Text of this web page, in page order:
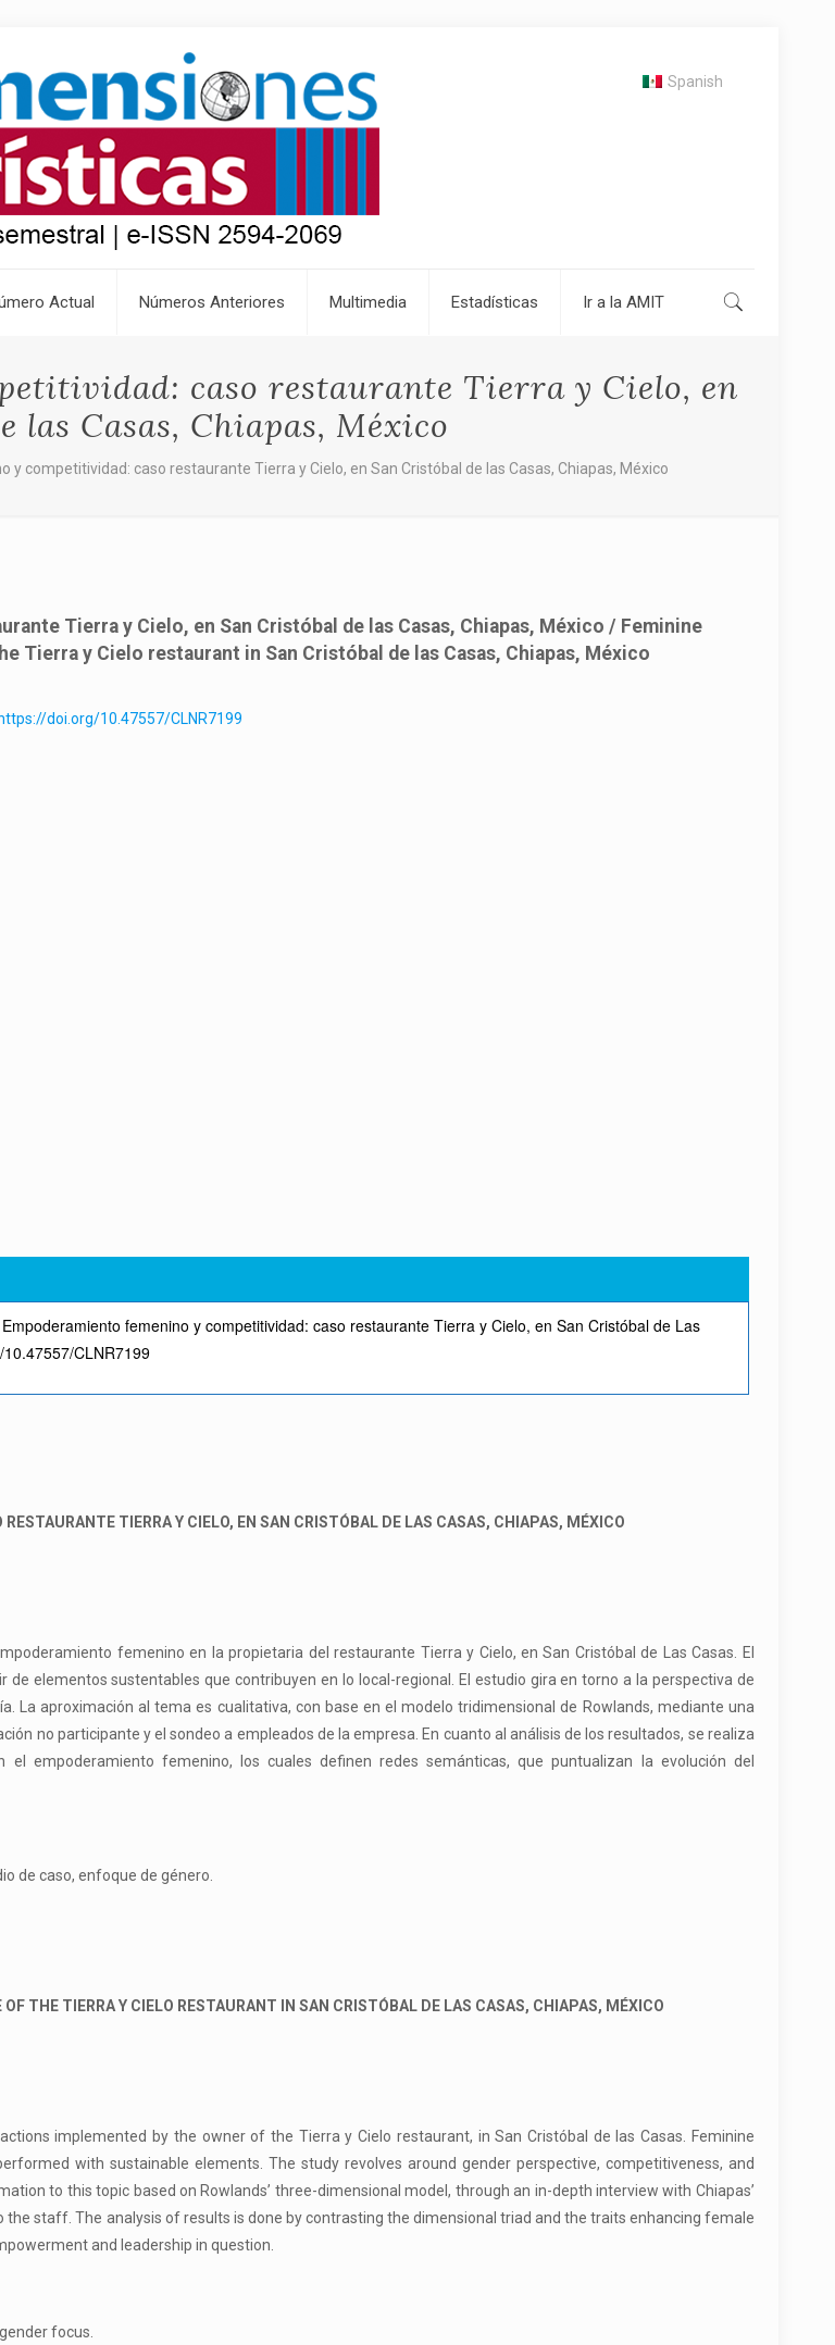
Actual Números Anteriores Multimedia Estadísticas Ir a la AMIT
Spanish
caso restaurante Tierra y Cielo, en
las Casas, Chiapas, México
y competitividad: caso restaurante Tierra y Cielo, en San Cristóbal de las Casas, Chiapas, México
Tierra y Cielo, en San Cristóbal de las Casas, Chiapas, México / Feminine
Tierra y Cielo restaurant in San Cristóbal de las Casas, Chiapas, México
https://doi.org/10.47557/CLNR7199
femenino y competitividad: caso restaurante Tierra y Cielo, en San Cristóbal de Las
CLNR7199
TIERRA Y CIELO, EN SAN CRISTÓBAL DE LAS CASAS, CHIAPAS, MÉXICO
femenino en la propietaria del restaurante Tierra y Cielo, en San Cristóbal de Las Casas. El
elementos sustentables que contribuyen en lo local-regional. El estudio gira en torno a la perspectiva de
La aproximación al tema es cualitativa, con base en el modelo tridimensional de Rowlands, mediante una
no participante y el sondeo a empleados de la empresa. En cuanto al análisis de los resultados, se realiza
empoderamiento femenino, los cuales definen redes semánticas, que puntualizan la evolución del
de caso, enfoque de género.
THE TIERRA Y CIELO RESTAURANT IN SAN CRISTÓBAL DE LAS CASAS, CHIAPAS, MÉXICO
implemented by the owner of the Tierra y Cielo restaurant, in San Cristóbal de las Casas. Feminine
with sustainable elements. The study revolves around gender perspective, competitiveness, and
to this topic based on Rowlands’ three-dimensional model, through an in-depth interview with Chiapas’
staff. The analysis of results is done by contrasting the dimensional triad and the traits enhancing female
and leadership in question.
focus.